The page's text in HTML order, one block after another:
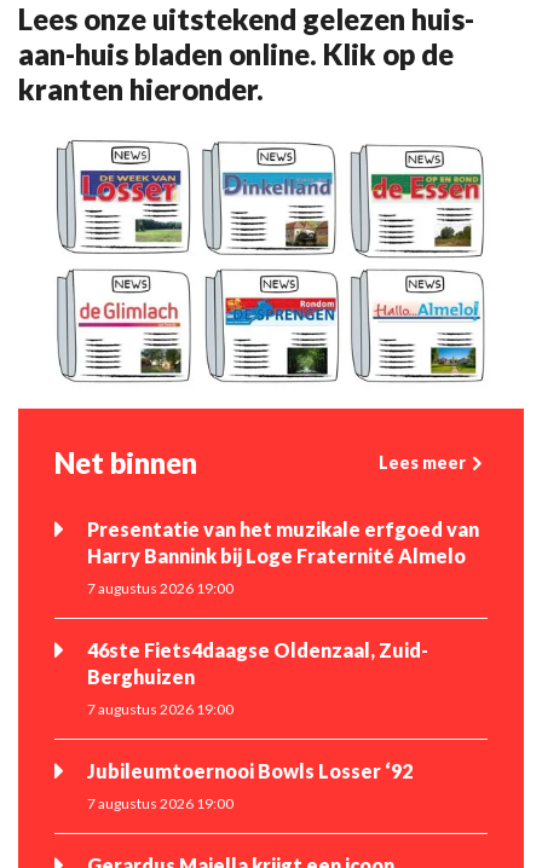
Lees onze uitstekend gelezen huis-
aan-huis bladen online. Klik op de
kranten hieronder.
Net binnen Lees meer
Presentatie van het muzikale erfgoed van
Harry Bannink bij Loge Fraternité Almelo
7 augustus 2026 19:00
46ste Fiets4daagse Oldenzaal, Zuid-
Berghuizen
7 augustus 2026 19:00
Jubileumtoernooi Bowls Losser ‘92
7 augustus 2026 19:00